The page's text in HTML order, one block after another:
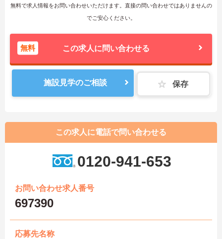
無料で求人情報をお問い合わせいただけます。直接の問い合わせではありませんの
でご安心ください。
無料 この求人に問い合わせる
施設見学のご相談 保存
この求人に電話で問い合わせる
0120-941-653
お問い合わせ求人番号
697390
応募先名称